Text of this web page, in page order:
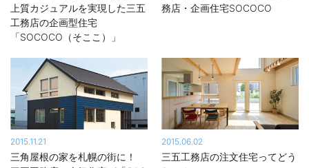
上質カジュアルを実現した三五
工務店の企画型住宅
「SOCOCO（そここ）」
務店・企画住宅SOCOCO
2015.11.21
三角屋根の家を札幌の街に！
2015.06.02
三五工務店の注文住宅ってどう